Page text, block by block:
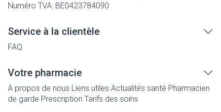
Numéro TVA: BE0423784090
Service à la clientèle
FAQ
Votre pharmacie
A propos de nous Liens utiles Actualités santé Pharmacien
de garde Prescription Tarifs des soins